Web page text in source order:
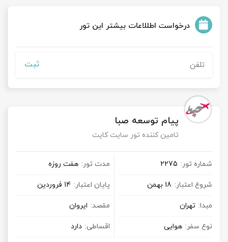
درخواست اطللاعات بیشتر این تور
ثبت
پیام توسعه صبا
تامین کننده تور سایت کایت
شماره تور: 2275 مدت تور: هفت روزه
شروع اعتبار: 18 بهمن پایان اعتبار: 14 فروردین
مبدا: تهران مقصد: ایروان
نوع سفر: هوایی اقساطی: دارد